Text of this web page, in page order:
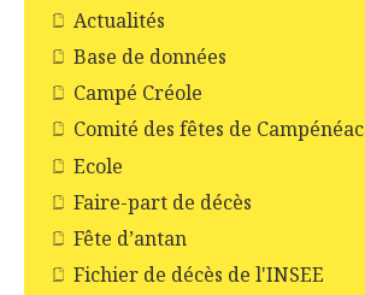
Actualités
Base de données
Campé Créole
Comité des fêtes de Campénéac
Ecole
Faire-part de décès
Fête d’antan
Fichier de décès de l'INSEE